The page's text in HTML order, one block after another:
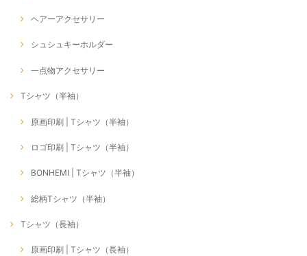
ヘアーアクセサリー
シュシュキーホルダー
一点物アクセサリー
Tシャツ（半袖）
原画印刷 | Tシャツ（半袖）
ロゴ印刷 | Tシャツ（半袖）
BONHEMI | Tシャツ（半袖）
総柄Tシャツ（半袖）
Tシャツ（長袖）
原画印刷 | Tシャツ（長袖）